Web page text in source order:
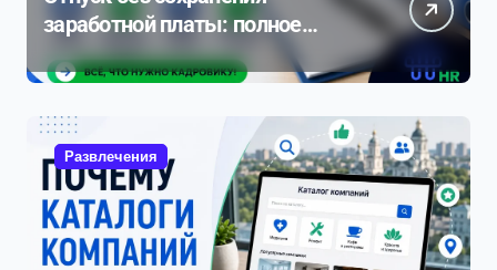
заработной платы: полное
руководство по оформлению и
нюансам 2026
Развлечения